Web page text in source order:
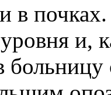
почках.
и,